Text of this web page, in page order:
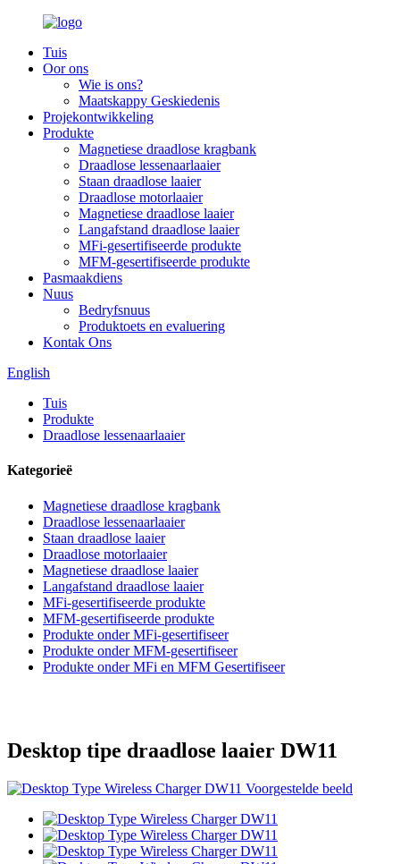
Tuis
Oor ons
Wie is ons?
Maatskappy Geskiedenis
Projekontwikkeling
Produkte
Magnetiese draadlose kragbank
Draadlose lessenaarlaaier
Staan draadlose laaier
Draadlose motorlaaier
Magnetiese draadlose laaier
Langafstand draadlose laaier
MFi-gesertifiseerde produkte
MFM-gesertifiseerde produkte
Pasmaakdiens
Nuus
Bedryfsnuus
Produktoets en evaluering
Kontak Ons
English
Tuis
Produkte
Draadlose lessenaarlaaier
Kategorieë
Magnetiese draadlose kragbank
Draadlose lessenaarlaaier
Staan draadlose laaier
Draadlose motorlaaier
Magnetiese draadlose laaier
Langafstand draadlose laaier
MFi-gesertifiseerde produkte
MFM-gesertifiseerde produkte
Produkte onder MFi-gesertifiseer
Produkte onder MFM-gesertifiseer
Produkte onder MFi en MFM Gesertifiseer
Desktop tipe draadlose laaier DW11